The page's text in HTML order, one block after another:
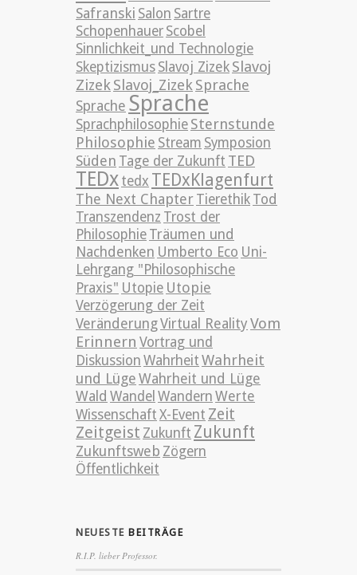
Safranski Salon Sartre
Schopenhauer Scobel
Sinnlichkeit_und Technologie
Skeptizismus Slavoj Zizek Slavoj
ZizekSlavoj_Zizek Sprache
Sprache Sprache
Sprachphilosophie Sternstunde
Philosophie Stream Symposion
Süden Tage der Zukunft TED
TEDx tedx TEDxKlagenfurt
The Next Chapter Tierethik Tod
Transzendenz Trost der
Philosophie Träumen und
Nachdenken Umberto Eco Uni-
Lehrgang "Philosophische
Praxis" Utopie Utopie
Verzögerung der Zeit
VeränderungVirtual Reality Vom
Erinnern Vortrag und
Diskussion Wahrheit Wahrheit
und Lüge Wahrheit und Lüge
Wald Wandel Wandern Werte
Wissenschaft X-Event Zeit
Zeitgeist Zukunft Zukunft
Zukunftsweb Zögern
Öffentlichkeit
NEUESTE BEITRÄGE
R.I.P. lieber Professor.